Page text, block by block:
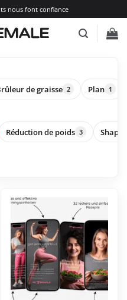
nous font confiance
de graisse 2 Plan 1
Réduction de poids 3